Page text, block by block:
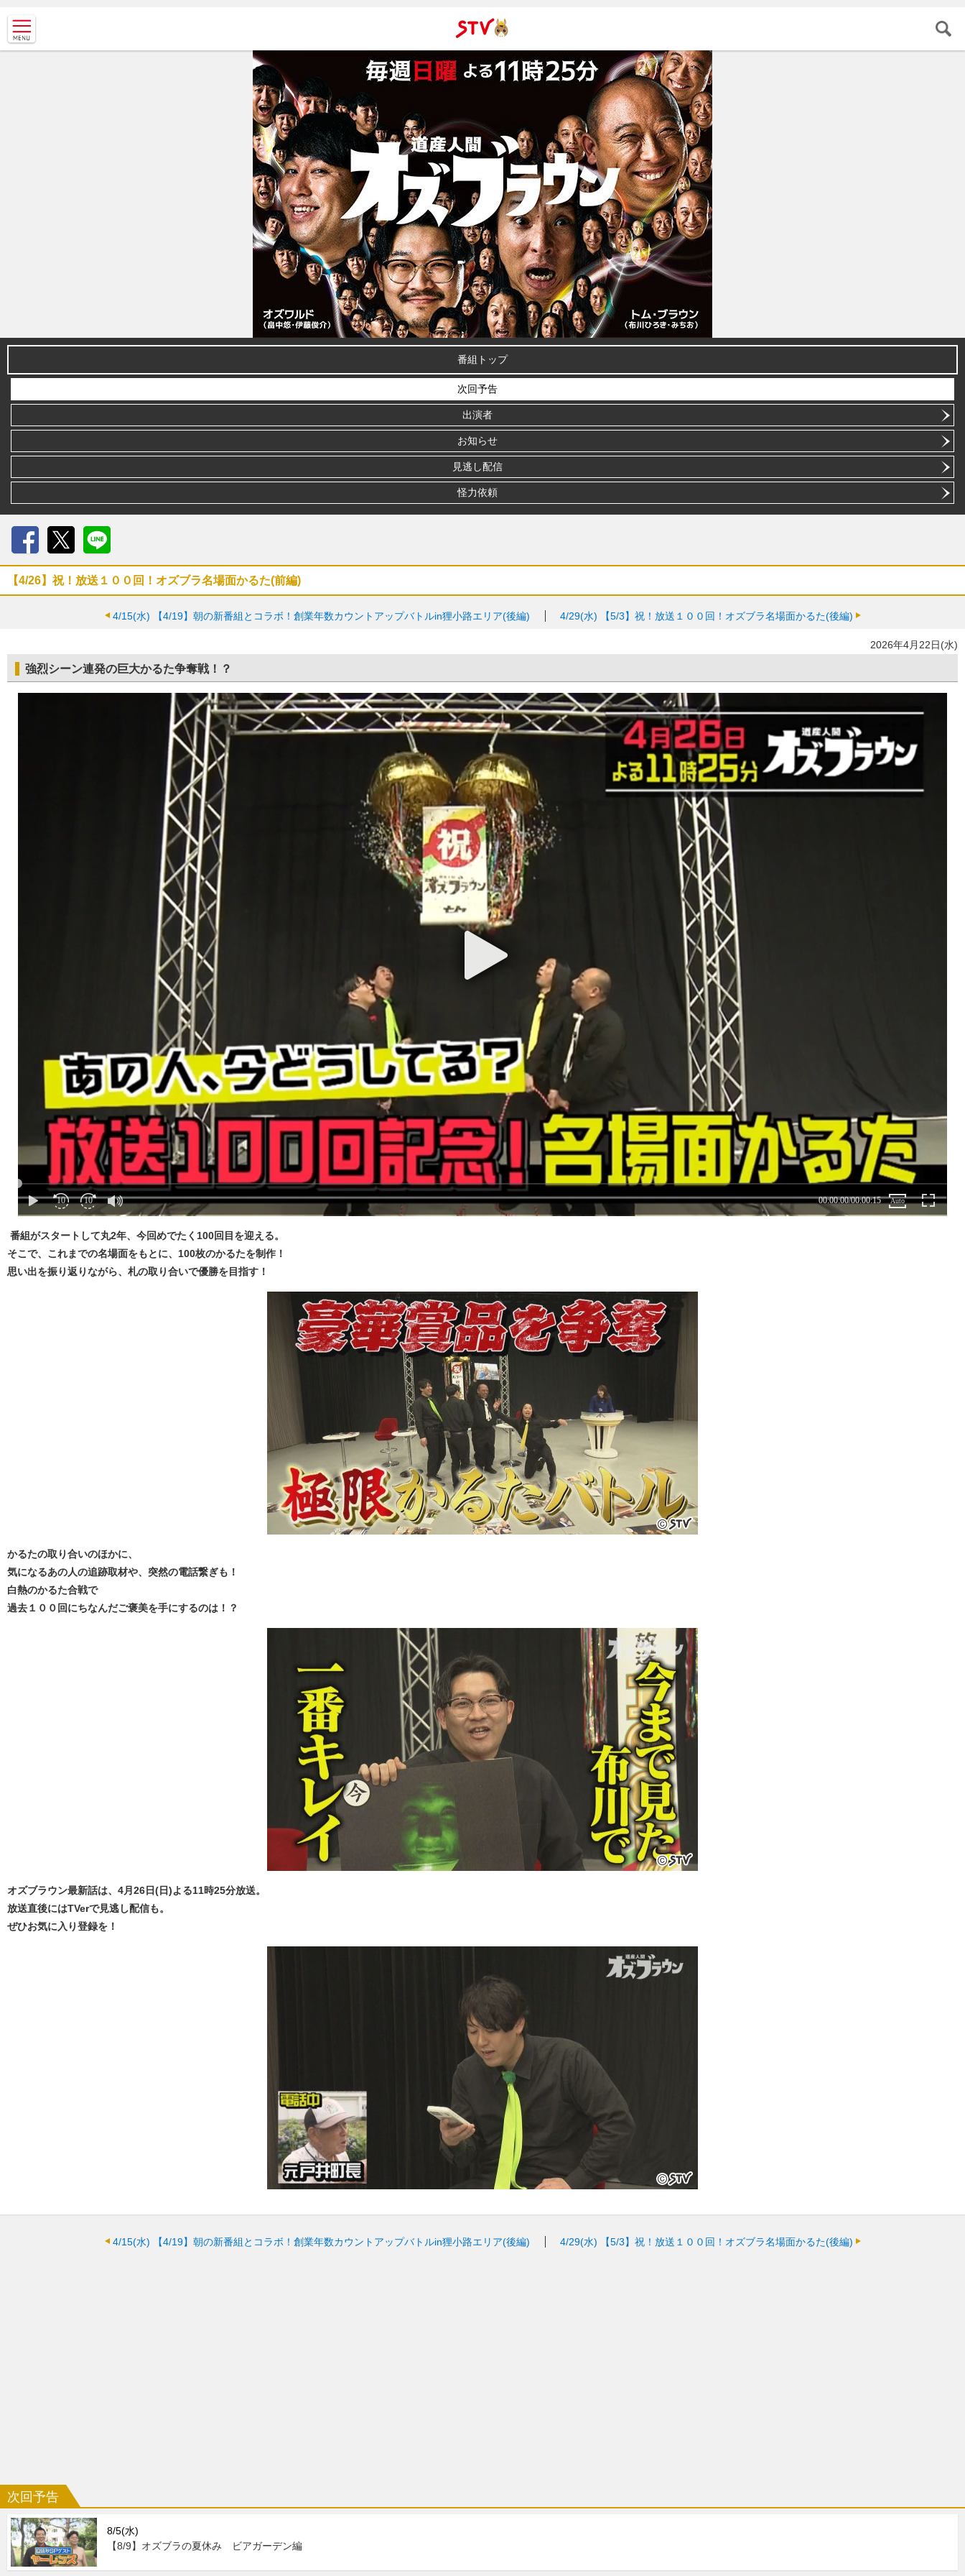
ＳＴＶ札
幌テレビ
番組トップ
次回予告
出演者
お知らせ
見逃し配信
怪力依頼
【4/26】祝！放送１００回！オズブラ名場面かるた(前編)
4/15(水) 【4/19】朝の新番組とコラボ！創業年数カウントアップバトルin狸小路エリア(後編) 4/29(水) 【5/3】祝！放送１００回！オズブラ名場面かるた(後編)
2026年4月22日(水)
強烈シーン連発の巨大かるた争奪戦！？
番組がスタートして丸2年、今回めでたく100回目を迎える。
そこで、これまでの名場面をもとに、100枚のかるたを制作！
思い出を振り返りながら、札の取り合いで優勝を目指す！
かるたの取り合いのほかに、
気になるあの人の追跡取材や、突然の電話繋ぎも！
白熱のかるた合戦で
過去１００回にちなんだご褒美を手にするのは！？
オズブラウン最新話は、4月26日(日)よる11時25分放送。
放送直後にはTVerで見逃し配信も。
ぜひお気に入り登録を！
4/15(水) 【4/19】朝の新番組とコラボ！創業年数カウントアップバトルin狸小路エリア(後編) 4/29(水) 【5/3】祝！放送１００回！オズブラ名場面かるた(後編)
次回予告
8/5(水)
【8/9】オズブラの夏休み ビアガーデン編